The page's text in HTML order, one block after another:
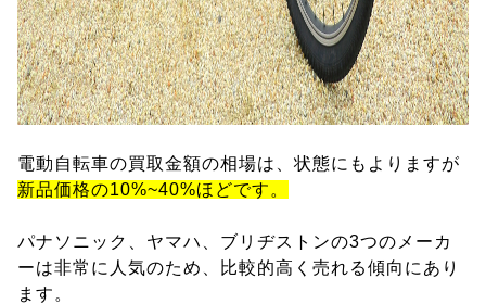
電動自転車の買取金額の相場は、状態にもよりますが
新品価格の10%~40%ほどです。
パナソニック、ヤマハ、ブリヂストンの3つのメーカ
ーは非常に人気のため、比較的高く売れる傾向にあり
ます。